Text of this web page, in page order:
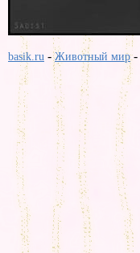
basik.ru -Животный мир-